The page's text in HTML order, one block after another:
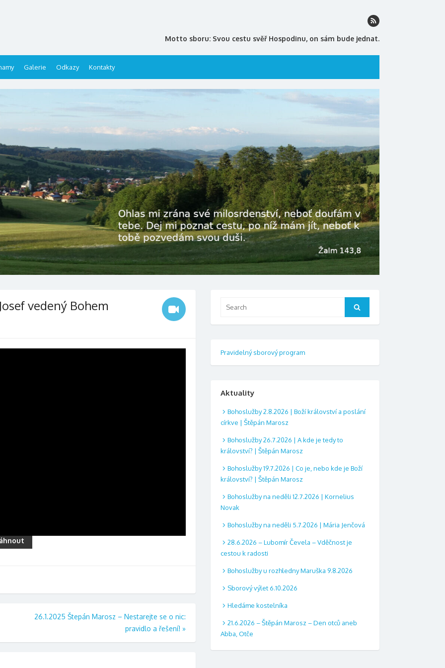
Motto sboru: Svou cestu svěř Hospodinu, on sám bude jednat.
Galerie Odkazy Kontakty
vedený Bohem
26.1.2025 Štepán Marosz – Nestarejte se o nic:
pravidlo a řešení! »
Search
Pravidelný sborový program
Aktuality
Bohoslužby 2.8.2026 | Boží království a poslání
církve | Štěpán Marosz
Bohoslužby 26.7.2026 | A kde je tedy to
království? | Štěpán Marosz
Bohoslužby 19.7.2026 | Co je, nebo kde je Boží
království? | Štěpán Marosz
Bohoslužby na neděli 12.7.2026 | Kornelius
Novak
Bohoslužby na neděli 5.7.2026 | Mária Jenčová
28.6.2026 – Lubomír Čevela – Vděčnost je
cestou k radosti
Bohoslužby u rozhledny Maruška 9.8.2026
Sborový výlet 6.10.2026
Hledáme kostelníka
21.6.2026 – Štěpán Marosz – Den otců aneb
Abba, Otče